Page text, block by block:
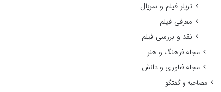
تریلر فیلم و سریال
معرفی فیلم
نقد و بررسی فیلم
مجله فرهنگ و هنر
مجله فناوری و دانش
مصاحبه و گفتگو